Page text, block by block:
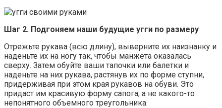
Шаг 2. Подгоняем наши будущие угги по размеру
Отрежьте рукава (всю длину), выверните их наизнанку и
наденьте их на ногу так, чтобы манжета оказалась
сверху. Затем обуйте ваши тапочки или балетки и
наденьте на них рукава, растянув их по форме ступни,
придерживая при этом края рукавов на обуви. Это
придаст им красивую форму сапога, а не какого-то
непонятного объемного треугольника.